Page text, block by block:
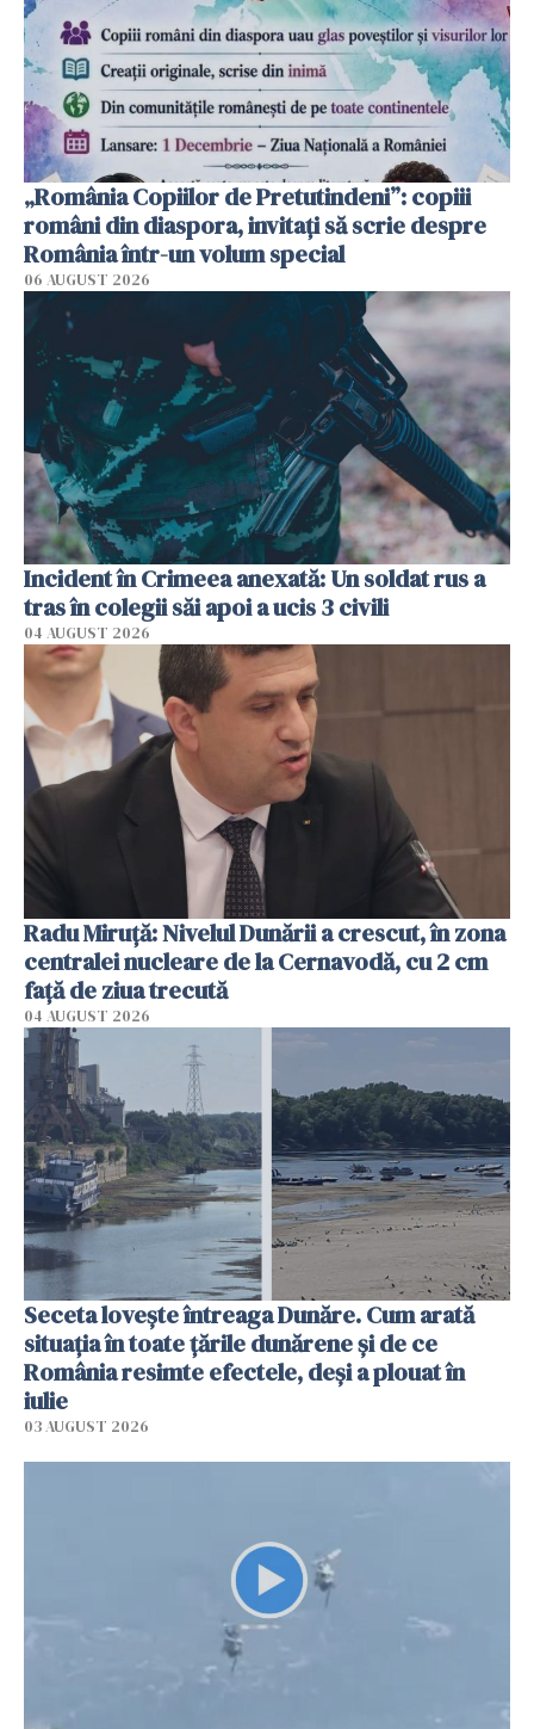
„România Copiilor de Pretutindeni”: copiii
români din diaspora, invitați să scrie despre
România într-un volum special
06 AUGUST 2026
Incident în Crimeea anexată: Un soldat rus a
tras în colegii săi apoi a ucis 3 civili
04 AUGUST 2026
Radu Miruţă: Nivelul Dunării a crescut, în zona
centralei nucleare de la Cernavodă, cu 2 cm
faţă de ziua trecută
04 AUGUST 2026
Seceta lovește întreaga Dunăre. Cum arată
situația în toate țările dunărene și de ce
România resimte efectele, deși a plouat în
iulie
03 AUGUST 2026